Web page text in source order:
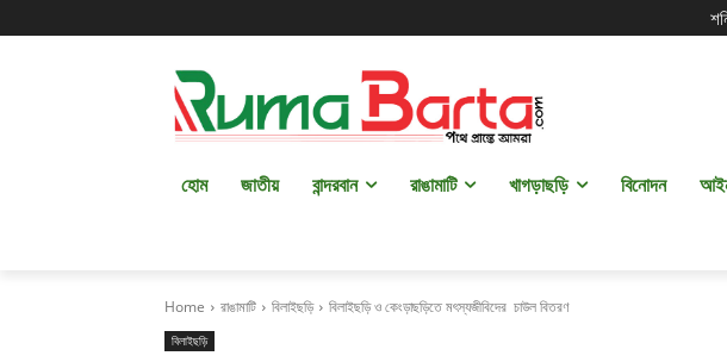
হোম জাতীয় বান্দরবান রাঙামাটি খাগড়াছড়ি বিনোদন
Home রাঙামাটি বিলাইছড়ি বিলাইছড়ি ও কেংড়াছড়িতে মৎস্যজীবিদের চাউল বিতরণ
বিলাইছড়ি